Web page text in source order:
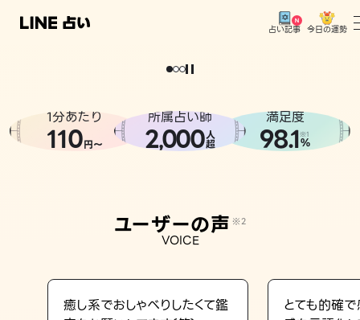
占い記事 今日の運勢
相談事例
占い記事
どうせなら
。
1分あたり
110円〜
所属占い師
2,000人
超
満足度
98.1※1
%
ユーザーの声 ※2
VOICE
癒し系でおしゃべりしたくて鑑
とても的確